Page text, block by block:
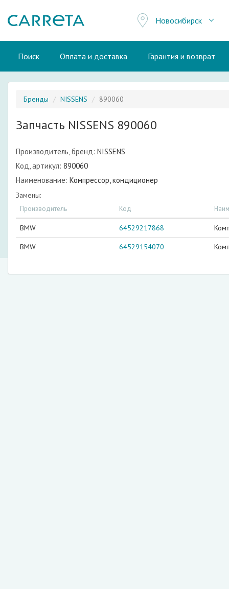
Новосибирск
Поиск Оплата и доставка Гарантия и возврат
Бренды NISSENS 890060
Запчасть NISSENS 890060
Производитель, бренд: NISSENS
Код, артикул: 890060
Наименование: Компрессор, кондиционер
Замены:
Производитель Код
BMW 64529217868
BMW 64529154070